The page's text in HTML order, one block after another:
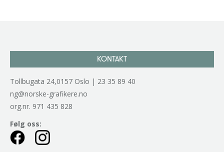
KONTAKT
Tollbugata 24,0157 Oslo | 23 35 89 40
ng@norske-grafikere.no
org.nr. 971 435 828
Følg oss: